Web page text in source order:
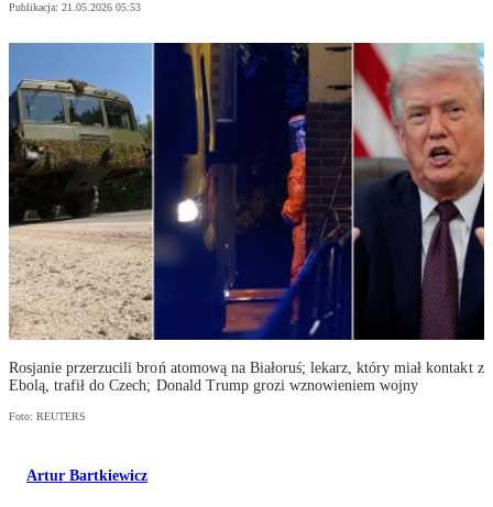
Publikacja: 21.05.2026 05:53
Rosjanie przerzucili broń atomową na Białoruś; lekarz, który miał kontakt z
Ebolą, trafił do Czech; Donald Trump grozi wznowieniem wojny
Foto: REUTERS
Artur Bartkiewicz